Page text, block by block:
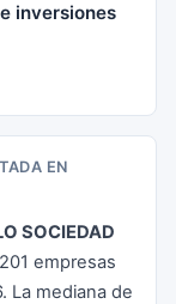
inversiones
EN
SOCIEDAD
empresas
La mediana de